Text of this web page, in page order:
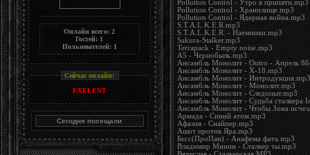
Онлайн всего:2
Гостей: 1
Пользователей: 1
Сейчас онлайн:
EXELENT
Pollution Control - Утро в припяти.mp3
Pollution Control - Хранилище.mp3
Pollution Control - Ядерная война.mp3
S.T.A.L.K.E.R.mp3
S.T.A.L.K.E.R. - Наемники.mp3
Sakura-Stalker.mp3
Terrapack - Empty noise.mp3
А5 - Чернобыль.mp3
Ансамбль Монолит - Outro - Апрель
Ансамбль Монолит - X-18.mp3
Ансамбль Монолит - Интродукция.mp3
Ансамбль Монолит - Монолит.mp3
Ансамбль Монолит - Следопыт.mp3
Ансамбль Монолит - Судьба сталкера
Ансамбль Монолит - Чтобы Зона
Армада - Синий атом.mp3
Афазия - Снайпер.mp3
Ашот против Яра.mp3
Бесс(ПроПан) - Анафема фата.mp3
Владимир Минин - Сталкер ты.mp3